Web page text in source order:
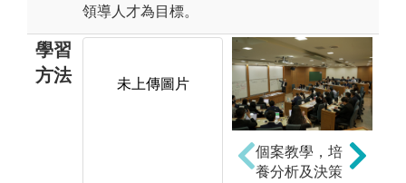
領導人才為目標。
學習
方法
未上傳圖片 未上傳圖片
個案教學，培
養分析及決策